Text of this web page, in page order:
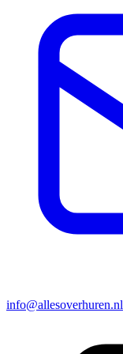
info@allesoverhuren.nl